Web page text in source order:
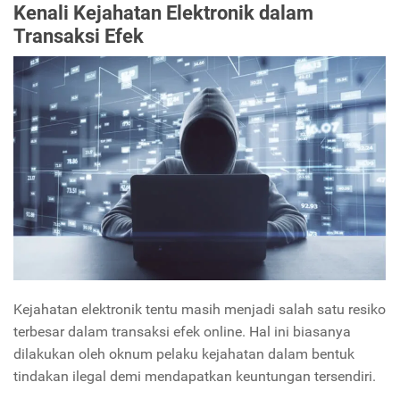
Kenali Kejahatan Elektronik dalam
Transaksi Efek
Kejahatan elektronik tentu masih menjadi salah satu resiko
terbesar dalam transaksi efek online. Hal ini biasanya
dilakukan oleh oknum pelaku kejahatan dalam bentuk
tindakan ilegal demi mendapatkan keuntungan tersendiri.